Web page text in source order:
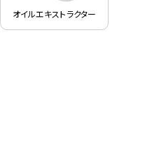
オイルエキストラクター